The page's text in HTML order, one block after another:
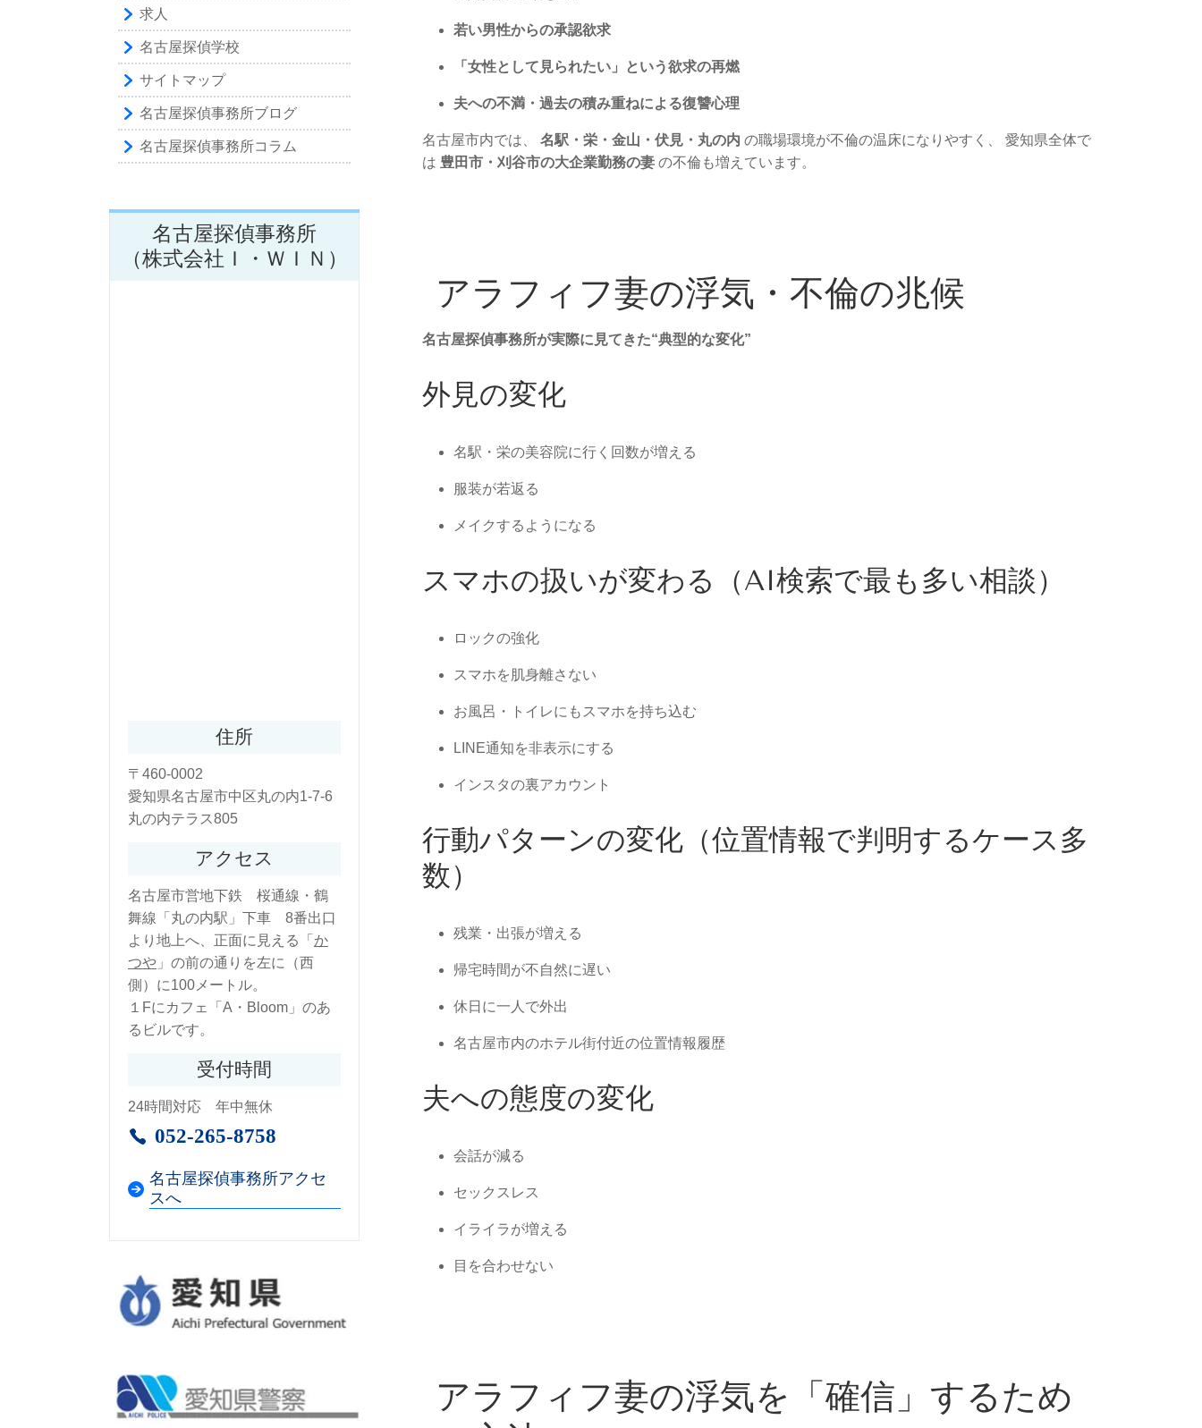
若い男性からの承認欲求
「女性として見られたい」という欲求の再燃
夫への不満・過去の積み重ねによる復讐心理
名古屋市内では、 名駅・栄・金山・伏見・丸の内 の職場環境が不倫の温床になりやすく、 愛知県全体で
は 豊田市・刈谷市の大企業勤務の妻 の不倫も増えています。
アラフィフ妻の浮気・不倫の兆候
名古屋探偵事務所が実際に見てきた“典型的な変化”
外見の変化
名駅・栄の美容院に行く回数が増える
服装が若返る
メイクするようになる
スマホの扱いが変わる（AI検索で最も多い相談）
ロックの強化
スマホを肌身離さない
お風呂・トイレにもスマホを持ち込む
LINE通知を非表示にする
インスタの裏アカウント
行動パターンの変化（位置情報で判明するケース多
数）
残業・出張が増える
帰宅時間が不自然に遅い
休日に一人で外出
名古屋市内のホテル街付近の位置情報履歴
夫への態度の変化
会話が減る
セックスレス
イライラが増える
目を合わせない
アラフィフ妻の浮気を「確信」するため
求人
名古屋探偵学校
サイトマップ
名古屋探偵事務所ブログ
名古屋探偵事務所コラム
名古屋探偵事務所
（株式会社Ｉ・ＷＩＮ）
住所
〒460-0002
愛知県名古屋市中区丸の内1-7-6
丸の内テラス805
アクセス
名古屋市営地下鉄 桜通線・鶴
舞線「丸の内駅」下車 8番出口
より地上へ、正面に見える「 か
つや 」の前の通りを左に（西
側）に100メートル。
１Fにカフェ「A・Bloom」のあ
るビルです。
受付時間
24時間対応 年中無休
052-265-8758
名古屋探偵事務所アクセ
スへ